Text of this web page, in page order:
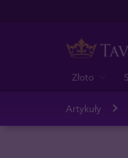
Złoto
Artykuły